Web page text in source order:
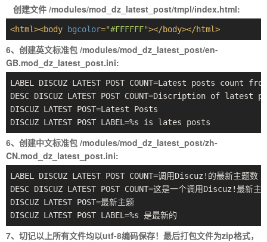
创建文件 /modules/mod_dz_latest_post/tmpl/index.html:
<html><body bgcolor="#FFFFFF"></body></html>
6、创建英文标准包 /modules/mod_dz_latest_post/en-
GB.mod_dz_latest_post.ini:
LABEL DISCUZ LATEST POST COUNT=Latest posts count
DESC DISCUZ LATEST POST COUNT=Discription of
DISCUZ LATEST POST=Latest Posts
DISCUZ LATEST POST LABEL=%s is lates posts
6、创建中文标准包 /modules/mod_dz_latest_post/zh-
CN.mod_dz_latest_post.ini:
LABEL DISCUZ LATEST POST COUNT=调用Discuz!的最新主题数
DESC DISCUZ LATEST POST COUNT=这是一个调用Discuz!最新
DISCUZ LATEST POST=最新主题
DISCUZ LATEST POST LABEL=%s 是最新的
7、切记以上所有文件均以utf-8编码保存！最后打包文件为zip格式，